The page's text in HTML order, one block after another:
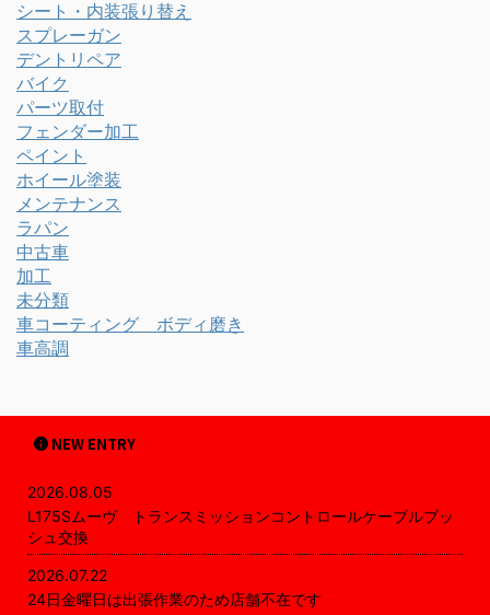
シート・内装張り替え
スプレーガン
デントリペア
バイク
パーツ取付
フェンダー加工
ペイント
ホイール塗装
メンテナンス
ラパン
中古車
加工
未分類
車コーティング ボディ磨き
車高調
NEW ENTRY
2026.08.05
L175Sムーヴ トランスミッションコントロールケーブルブッ
シュ交換
2026.07.22
24日金曜日は出張作業のため店舗不在です